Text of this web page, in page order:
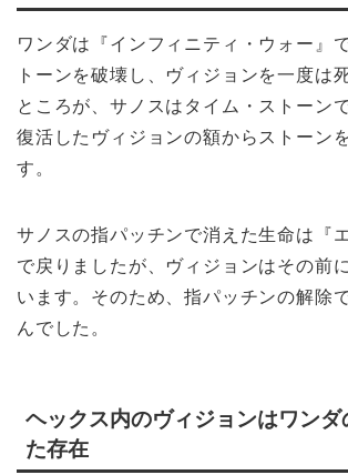
ワンダは『インフィニティ・ウォー』
トーンを破壊し、ヴィジョンを一度は
ところが、サノスはタイム・ストーン
復活したヴィジョンの額からストーン
す。
サノスの指パッチンで消えた生命は『
で戻りましたが、ヴィジョンはその前
います。そのため、指パッチンの解除
んでした。
ヘックス内のヴィジョンはワン
た存在